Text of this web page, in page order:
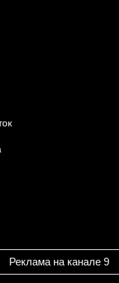
Реклама на канале 9